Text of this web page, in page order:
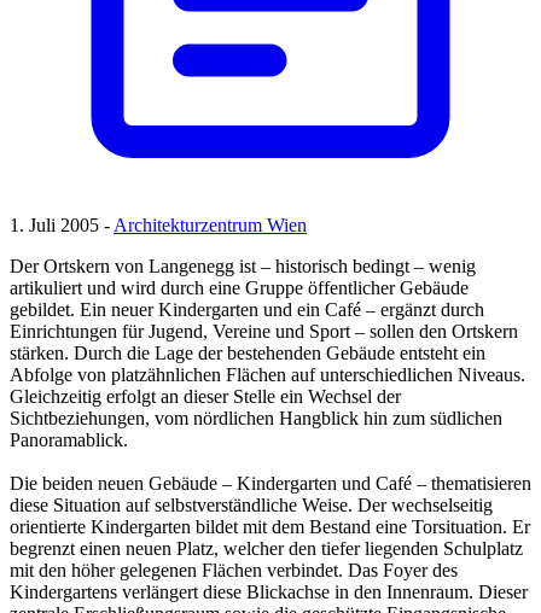
1. Juli 2005 -Architekturzentrum Wien
Der Ortskern von Langenegg ist – historisch bedingt – wenig
artikuliert und wird durch eine Gruppe öffentlicher Gebäude
gebildet. Ein neuer Kindergarten und ein Café – ergänzt durch
Einrichtungen für Jugend, Vereine und Sport – sollen den Ortskern
stärken. Durch die Lage der bestehenden Gebäude entsteht ein
Abfolge von platzähnlichen Flächen auf unterschiedlichen Niveaus.
Gleichzeitig erfolgt an dieser Stelle ein Wechsel der
Sichtbeziehungen, vom nördlichen Hangblick hin zum südlichen
Panoramablick.
Die beiden neuen Gebäude – Kindergarten und Café – thematisieren
diese Situation auf selbstverständliche Weise. Der wechselseitig
orientierte Kindergarten bildet mit dem Bestand eine Torsituation. Er
begrenzt einen neuen Platz, welcher den tiefer liegenden Schulplatz
mit den höher gelegenen Flächen verbindet. Das Foyer des
Kindergartens verlängert diese Blickachse in den Innenraum. Dieser